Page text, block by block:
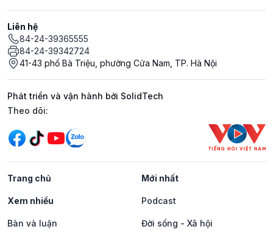
Liên hệ
84-24-39365555
84-24-39342724
41-43 phố Bà Triệu, phường Cửa Nam, TP. Hà Nội
Phát triển và vận hành bởi SolidTech
Mạng xã hội
Theo dõi:
Trang chủ Mới nhất
Xem nhiều Podcast
Bàn và luận Đời sống - Xã hội